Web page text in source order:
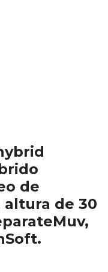
de
altura de 30